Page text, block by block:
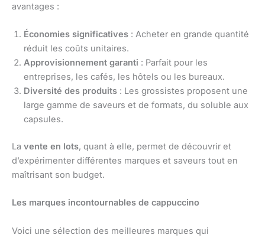
avantages :
Économies significatives : Acheter en grande quantité
réduit les coûts unitaires.
Approvisionnement garanti : Parfait pour les
entreprises, les cafés, les hôtels ou les bureaux.
Diversité des produits : Les grossistes proposent une
large gamme de saveurs et de formats, du soluble aux
capsules.
La vente en lots, quant à elle, permet de découvrir et
d’expérimenter différentes marques et saveurs tout en
maîtrisant son budget.
Les marques incontournables de cappuccino
Voici une sélection des meilleures marques qui